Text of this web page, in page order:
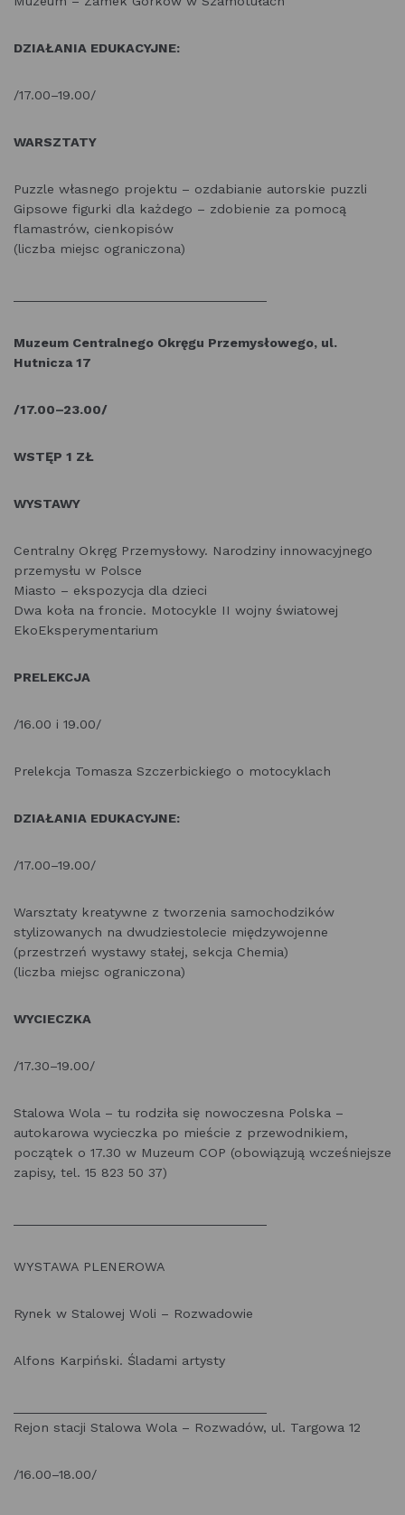
DZIAŁANIA EDUKACYJNE:
/17.00–19.00/
WARSZTATY
Puzzle własnego projektu – ozdabianie autorskie puzzli
Gipsowe figurki dla każdego – zdobienie za pomocą
flamastrów, cienkopisów
(liczba miejsc ograniczona)
Muzeum Centralnego Okręgu Przemysłowego, ul.
Hutnicza 17
/17.00–23.00/
WSTĘP 1 ZŁ
WYSTAWY
Centralny Okręg Przemysłowy. Narodziny innowacyjnego
przemysłu w Polsce
Miasto – ekspozycja dla dzieci
Dwa koła na froncie. Motocykle II wojny światowej
EkoEksperymentarium
PRELEKCJA
/16.00 i 19.00/
Prelekcja Tomasza Szczerbickiego o motocyklach
DZIAŁANIA EDUKACYJNE:
/17.00–19.00/
Warsztaty kreatywne z tworzenia samochodzików
stylizowanych na dwudziestolecie międzywojenne
(przestrzeń wystawy stałej, sekcja Chemia)
(liczba miejsc ograniczona)
WYCIECZKA
/17.30–19.00/
Stalowa Wola – tu rodziła się nowoczesna Polska –
autokarowa wycieczka po mieście z przewodnikiem,
początek o 17.30 w Muzeum COP (obowiązują wcześniejsze
zapisy, tel. 15 823 50 37)
WYSTAWA PLENEROWA
Rynek w Stalowej Woli – Rozwadowie
Alfons Karpiński. Śladami artysty
Rejon stacji Stalowa Wola – Rozwadów, ul. Targowa 12
/16.00–18.00/